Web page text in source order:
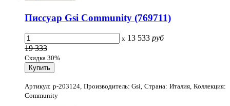
Писсуар Gsi Community (769711)
x 13 533 руб
19 333
Скидка 30%
Артикул: p-203124, Производитель: Gsi, Страна: Италия, Коллекция:
Community